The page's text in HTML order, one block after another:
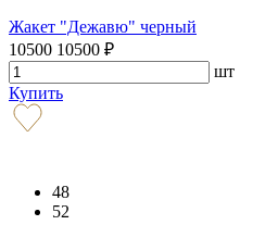
Жакет "Дежавю" черный
10500 10500 ₽
шт
Купить
48
52